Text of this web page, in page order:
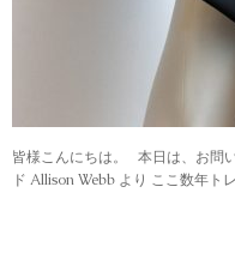
皆様こんにちは。 本日は、お問
ド Allison Webb より ここ数年